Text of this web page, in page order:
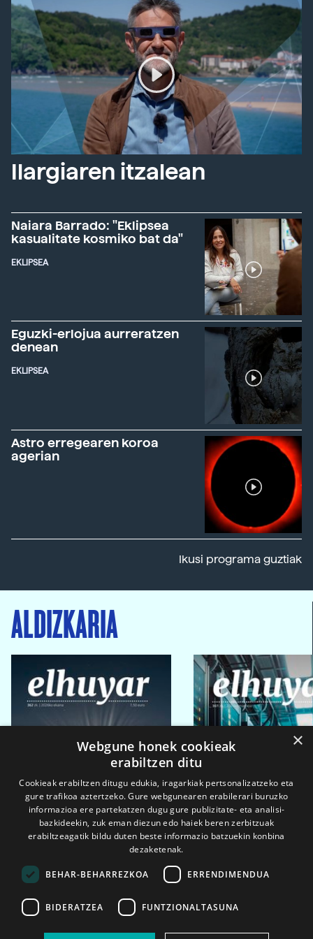
Ilargiaren itzalean
Naiara Barrado: "Eklipsea
kasualitate kosmiko bat da"
EKLIPSEA
Eguzki-erlojua aurreratzen
denean
EKLIPSEA
Astro erregearen koroa
agerian
Ikusi programa guztiak
ALDIZKARIA
2026ko eka. 1a 2026ko mar. 1a
×
Webgune honek cookieak
erabiltzen ditu
Cookieak erabiltzen ditugu edukia, iragarkiak pertsonalizatzeko eta
gure trafikoa aztertzeko. Gure webgunearen erabilerari buruzko
informazioa ere partekatzen dugu gure publizitate- eta analisi-
bazkideekin, zuk eman diezun edo haiek beren zerbitzuak
erabiltzeagatik bildu duten beste informazio batzuekin konbina
dezaketenak.
BEHAR-BEHARREZKOA ERRENDIMENDUA
BIDERATZEA FUNTZIONALTASUNA